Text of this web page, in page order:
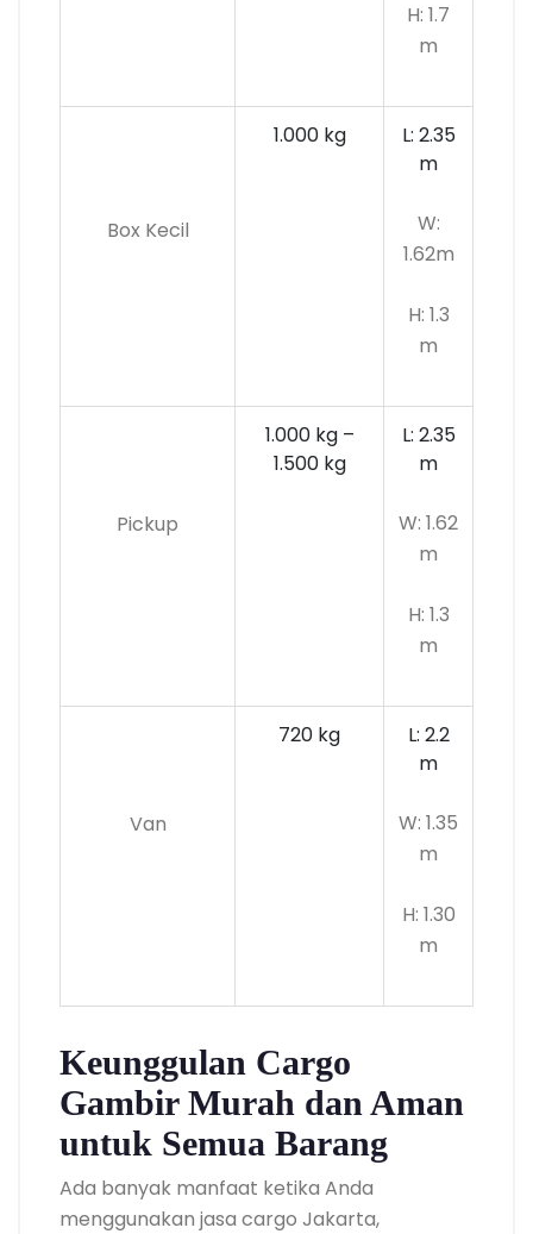
H: 1.7
m
Box Kecil
1.000 kg
L: 2.35
m
W:
1.62m
H: 1.3
m
Pickup
1.000 kg –
1.500 kg
L: 2.35
m
W: 1.62
m
H: 1.3
m
Van
720 kg
L: 2.2
m
W: 1.35
m
H: 1.30
m
Keunggulan Cargo
Gambir Murah dan Aman
untuk Semua Barang
Ada banyak manfaat ketika Anda
menggunakan jasa cargo Jakarta,